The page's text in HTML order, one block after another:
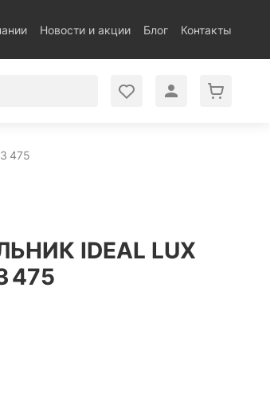
Новости и акции Блог Контакты
475
IDEAL LUX
475